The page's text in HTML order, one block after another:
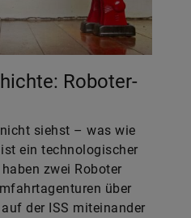
Roboter-
siehst – was wie
ein technologischer
zwei Roboter
über
der ISS miteinander